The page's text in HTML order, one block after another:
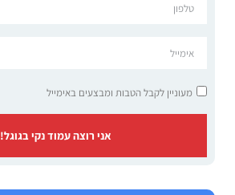
מעוניין לקבל הטבות ומבצעים באימייל
אני רוצה עמוד נקי בגוגל!